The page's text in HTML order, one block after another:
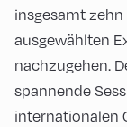
insgesamt
ausgewählten
nachzugehen.
spannende
internationalen